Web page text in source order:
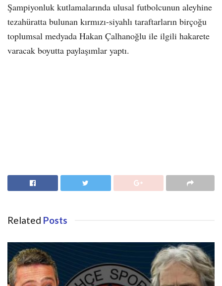
Şampiyonluk kutlamalarında ulusal futbolcunun aleyhine
tezahüratta bulunan kırmızı-siyahlı taraftarların birçoğu
toplumsal medyada Hakan Çalhanoğlu ile ilgili hakarete
varacak boyutta paylaşımlar yaptı.
Related Posts